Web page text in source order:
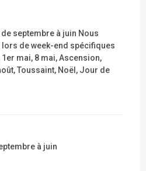
septembre à juin Nous
de week-end spécifiques
mai, 8 mai, Ascension,
Toussaint, Noël, Jour de
à juin